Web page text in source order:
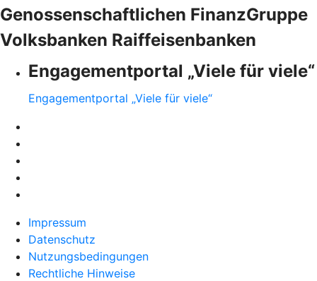
Genossenschaftlichen FinanzGruppe
Volksbanken Raiffeisenbanken
Engagementportal „Viele für viele“
Engagementportal „Viele für viele“
Impressum
Datenschutz
Nutzungsbedingungen
Rechtliche Hinweise